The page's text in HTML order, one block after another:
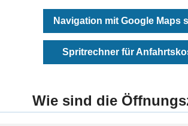
Navigation mit Google Maps
Spritrechner für
Wie sind die